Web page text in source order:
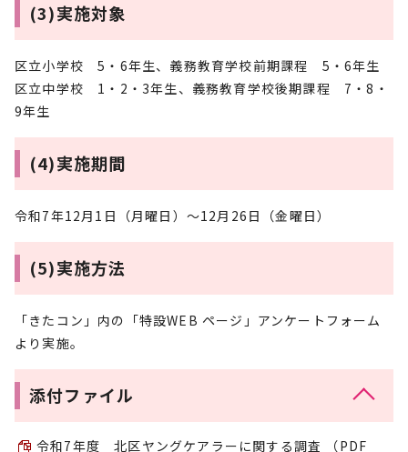
(3)実施対象
区立小学校 5・6年生、義務教育学校前期課程 5・6年生
区立中学校 1・2・3年生、義務教育学校後期課程 7・8・
9年生
(4)実施期間
令和7年12月1日（月曜日）～12月26日（金曜日）
(5)実施方法
「きたコン」内の「特設WEB ページ」アンケートフォーム
より実施。
添付ファイル
令和7年度 北区ヤングケアラーに関する調査 （PDF